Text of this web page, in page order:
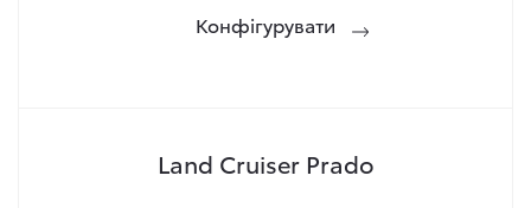
Конфігурувати
Land Cruiser Prado